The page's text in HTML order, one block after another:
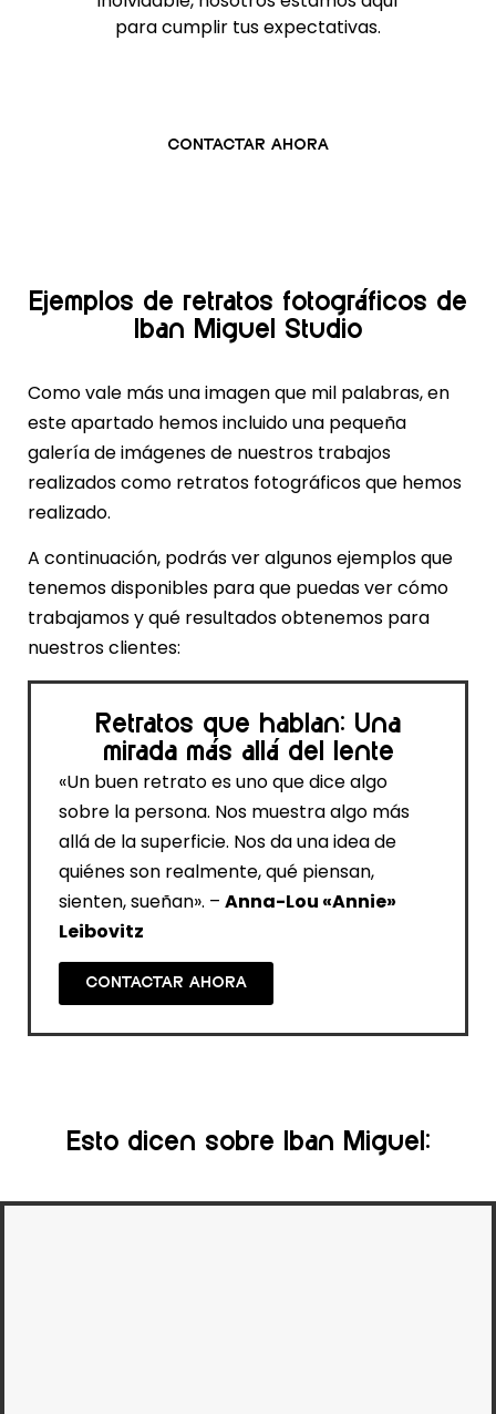
para cumplir tus expectativas.
CONTACTAR AHORA
Ejemplos de retratos fotográficos de
Iban Miguel Studio
Como vale más una imagen que mil palabras, en
este apartado hemos incluido una pequeña
galería de imágenes de nuestros trabajos
realizados como retratos fotográficos que hemos
realizado.
A continuación, podrás ver algunos ejemplos que
tenemos disponibles para que puedas ver cómo
trabajamos y qué resultados obtenemos para
nuestros clientes:
Retratos que hablan: Una
mirada más allá del lente
«Un buen retrato es uno que dice algo
sobre la persona. Nos muestra algo más
allá de la superficie. Nos da una idea de
quiénes son realmente, qué piensan,
sienten, sueñan». – Anna-Lou «Annie»
Leibovitz
CONTACTAR AHORA
Esto dicen sobre Iban Miguel: